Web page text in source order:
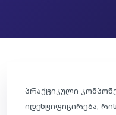
პრაქტიკული
იდენტიფიცირება,